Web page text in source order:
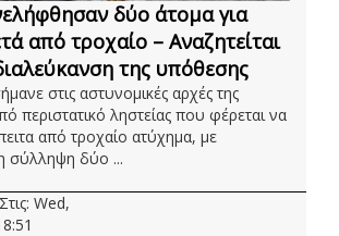
δύο άτομα για
από τροχαίο – Αναζητείται
της υπόθεσης
στις αστυνομικές αρχές της
περιστατικό ληστείας που φέρεται να
από τροχαίο ατύχημα, με
σύλληψη δύο ...
Wed,